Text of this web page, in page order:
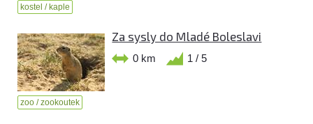
kostel / kaple
Za sysly do Mladé Boleslavi
0 km 1 / 5
zoo / zookoutek